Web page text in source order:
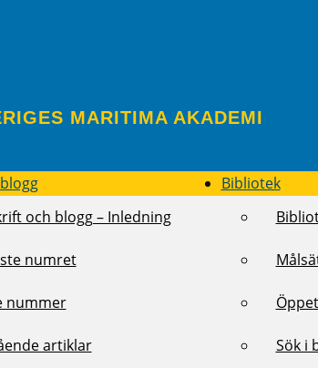
MARITIMA AKADEMI
och blogg – Inledning
numret
nummer
artiklar
Bibliotek
Sök i